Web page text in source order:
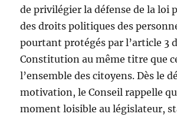
de privilégier la défense de la loi
des droits politiques des
pourtant protégés par l’article 3
Constitution au même titre que
l’ensemble des citoyens. Dès le
motivation, le Conseil rappelle
moment loisible au législateur,